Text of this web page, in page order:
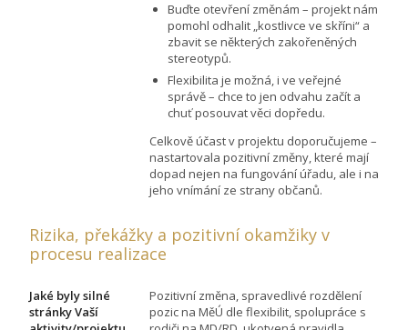
Buďte otevření změnám – projekt nám
pomohl odhalit „kostlivce ve skříni“ a
zbavit se některých zakořeněných
stereotypů.
Flexibilita je možná, i ve veřejné
správě – chce to jen odvahu začít a
chuť posouvat věci dopředu.
Celkově účast v projektu doporučujeme –
nastartovala pozitivní změny, které mají
dopad nejen na fungování úřadu, ale i na
jeho vnímání ze strany občanů.
Rizika, překážky a pozitivní okamžiky v
procesu realizace
Jaké byly silné
stránky Vaší
Pozitivní změna, spravedlivé rozdělení
pozic na MěÚ dle flexibilit, spolupráce s